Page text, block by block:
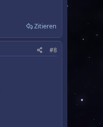
Zitieren
#8